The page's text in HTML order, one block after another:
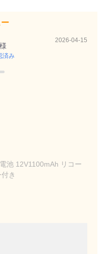
済み
2026-04-15
池 12V1100mAh リコー
き